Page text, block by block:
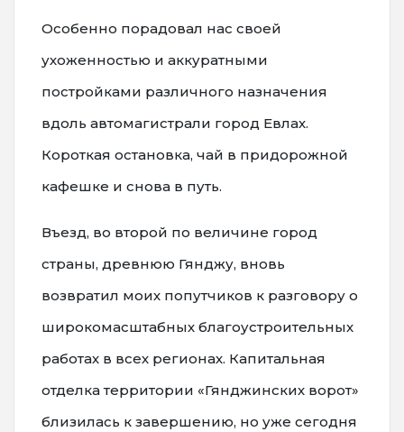
Особенно порадовал нас своей
ухоженностью и аккуратными
постройками различного назначения
вдоль автомагистрали город Евлах.
Короткая остановка, чай в придорожной
кафешке и снова в путь.
Въезд, во второй по величине город
страны, древнюю Гянджу, вновь
возвратил моих попутчиков к разговору о
широкомасштабных благоустроительных
работах в всех регионах. Капитальная
отделка территории «Гянджинских ворот»
близилась к завершению, но уже сегодня